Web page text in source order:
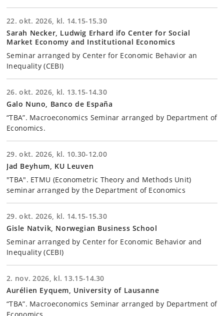
22. okt. 2026, kl. 14.15-15.30
Sarah Necker, Ludwig Erhard ifo Center for Social
Market Economy and Institutional Economics
Seminar arranged by Center for Economic Behavior an
Inequality (CEBI)
26. okt. 2026, kl. 13.15-14.30
Galo Nuno, Banco de España
“TBA”. Macroeconomics Seminar arranged by Department of
Economics.
29. okt. 2026, kl. 10.30-12.00
Jad Beyhum, KU Leuven
"TBA". ETMU (Econometric Theory and Methods Unit)
seminar arranged by the Department of Economics
29. okt. 2026, kl. 14.15-15.30
Gisle Natvik, Norwegian Business School
Seminar arranged by Center for Economic Behavior and
Inequality (CEBI)
2. nov. 2026, kl. 13.15-14.30
Aurélien Eyquem, University of Lausanne
“TBA”. Macroeconomics Seminar arranged by Department of